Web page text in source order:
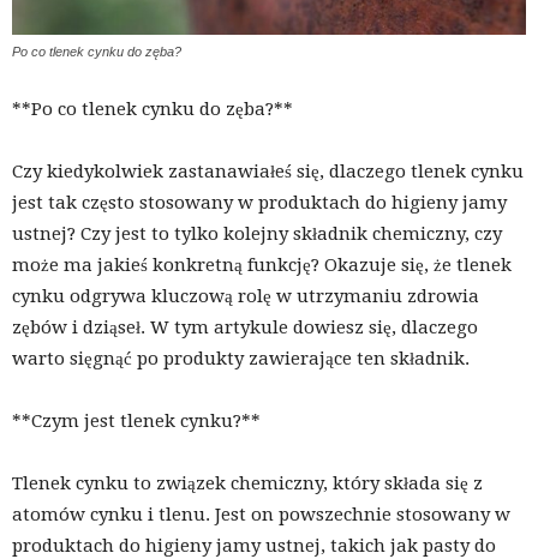
Po co tlenek cynku do zęba?
**Po co tlenek cynku do zęba?**
Czy kiedykolwiek zastanawiałeś się, dlaczego tlenek cynku
jest tak często stosowany w produktach do higieny jamy
ustnej? Czy jest to tylko kolejny składnik chemiczny, czy
może ma jakieś konkretną funkcję? Okazuje się, że tlenek
cynku odgrywa kluczową rolę w utrzymaniu zdrowia
zębów i dziąseł. W tym artykule dowiesz się, dlaczego
warto sięgnąć po produkty zawierające ten składnik.
**Czym jest tlenek cynku?**
Tlenek cynku to związek chemiczny, który składa się z
atomów cynku i tlenu. Jest on powszechnie stosowany w
produktach do higieny jamy ustnej, takich jak pasty do